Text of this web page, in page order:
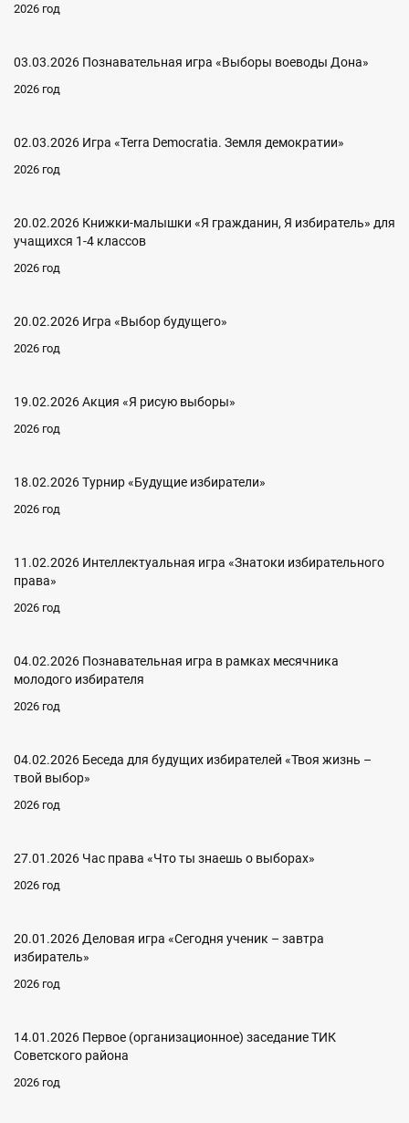
2026 год
03.03.2026 Познавательная игра «Выборы воеводы Дона»
2026 год
02.03.2026 Игра «Terra Democratia. Земля демократии»
2026 год
20.02.2026 Книжки-малышки «Я гражданин, Я избиратель» для
учащихся 1-4 классов
2026 год
20.02.2026 Игра «Выбор будущего»
2026 год
19.02.2026 Акция «Я рисую выборы»
2026 год
18.02.2026 Турнир «Будущие избиратели»
2026 год
11.02.2026 Интеллектуальная игра «Знатоки избирательного
права»
2026 год
04.02.2026 Познавательная игра в рамках месячника
молодого избирателя
2026 год
04.02.2026 Беседа для будущих избирателей «Твоя жизнь –
твой выбор»
2026 год
27.01.2026 Час права «Что ты знаешь о выборах»
2026 год
20.01.2026 Деловая игра «Сегодня ученик – завтра
избиратель»
2026 год
14.01.2026 Первое (организационное) заседание ТИК
Советского района
2026 год